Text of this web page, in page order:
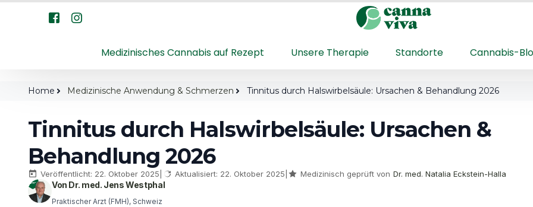
Medizinisches Cannabis auf Rezept Unsere Therapie Standorte Cannabis-
Home Medizinische Anwendung & Schmerzen Tinnitus durch Halswirbelsäule: Ursachen & Behandlung 2026
Tinnitus durch Halswirbelsäule: Ursachen &
Behandlung 2026
Veröffentlicht: 22. Oktober 2025 Aktualisiert: 22. Oktober 2025 Medizinisch geprüft von Dr. med. Natalia Eckstein-Halla
Von Dr. med. Jens Westphal
Praktischer Arzt (FMH), Schweiz